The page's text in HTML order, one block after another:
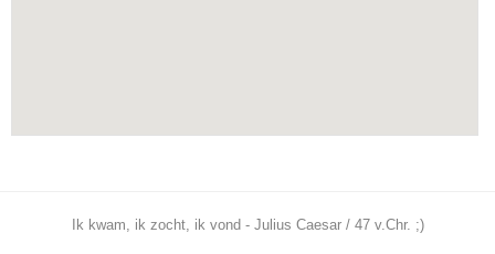
Ik kwam, ik zocht, ik vond - Julius Caesar / 47 v.Chr. ;)